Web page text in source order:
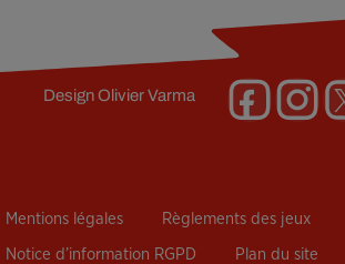
DesignOlivier Varma
Mentions légales Règlements des jeux
Notice d’information RGPD Plan du site